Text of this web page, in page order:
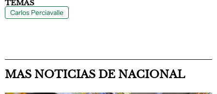
TEMAS
Carlos Perciavalle
MAS NOTICIAS DE NACIONAL